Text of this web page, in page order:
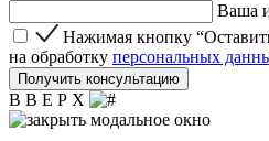
Ваша
Нажимая кнопку
Нажимая кнопку
на обработку персональных
Получить консультацию
В В Е Р Х